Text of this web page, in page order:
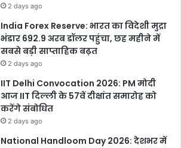
2 days ago
India Forex Reserve: भारत का विदेशी मुद्रा
भंडार 692.9 अरब डॉलर पहुंचा, छह महीने में
सबसे बड़ी साप्ताहिक बढ़त
2 days ago
IIT Delhi Convocation 2026: PM मोदी
आज IIT दिल्ली के 57वें दीक्षांत समारोह को
करेंगे संबोधित
2 days ago
National Handloom Day 2026: देशभर में